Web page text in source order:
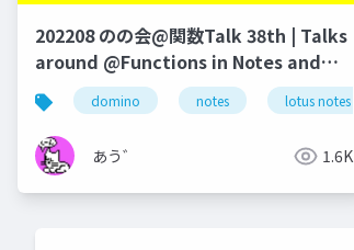
202208 のの会@関数Talk 38th | Talks
around @Functions in Notes and
Dominodomino notes lotus notes
あう゛ 1.6K